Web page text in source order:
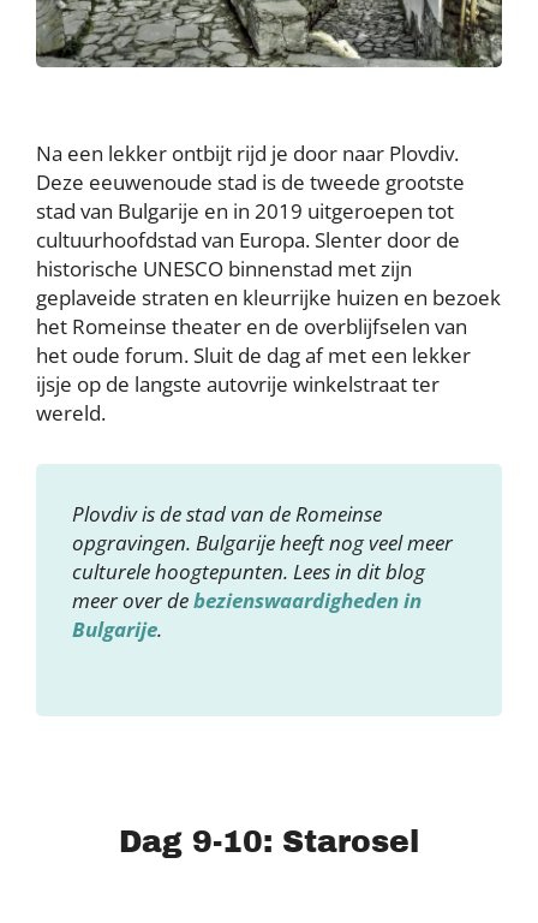
Na een lekker ontbijt rijd je door naar Plovdiv.
Deze eeuwenoude stad is de tweede grootste
stad van Bulgarije en in 2019 uitgeroepen tot
cultuurhoofdstad van Europa. Slenter door de
historische UNESCO binnenstad met zijn
geplaveide straten en kleurrijke huizen en bezoek
het Romeinse theater en de overblijfselen van
het oude forum. Sluit de dag af met een lekker
ijsje op de langste autovrije winkelstraat ter
wereld.
Plovdiv is de stad van de Romeinse
opgravingen. Bulgarije heeft nog veel meer
culturele hoogtepunten. Lees in dit blog
meer over debezienswaardigheden in
Bulgarije.
Dag 9-10: Starosel